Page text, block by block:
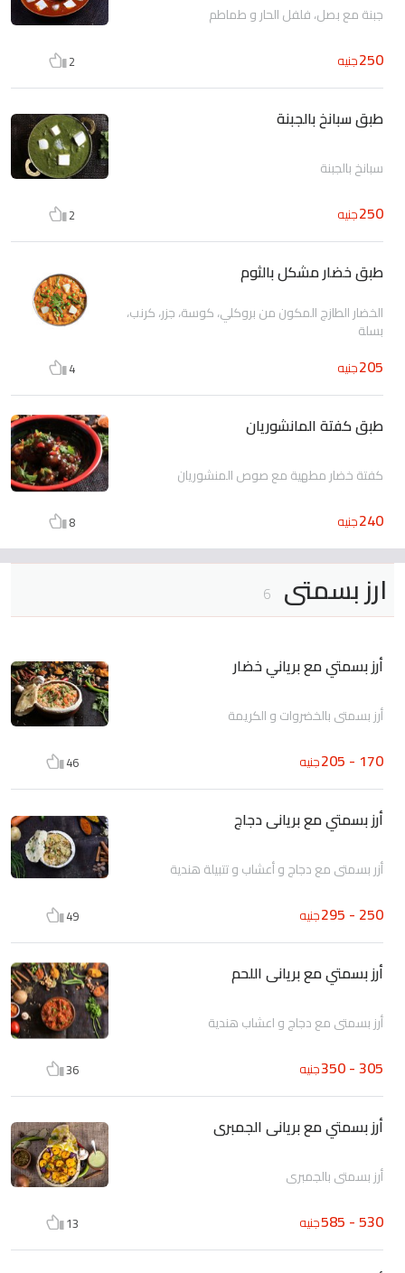
جبنة مع بصل، فلفل الحار و طماطم
250جنيه 2
طبق سبانخ بالجبنة
سبانخ بالجبنة
250جنيه 2
طبق خضار مشكل بالثوم
الخضار الطازج المكون من بروكلي، كوسة، جزر، كرنب،
بسلة
205جنيه 4
طبق كفتة المانشوريان
كفتة خضار مطهية مع صوص المنشوريان
240جنيه 8
ارز بسمتى 6
أرز بسمتي مع برياني خضار
أرز بسمتي بالخضروات و الكريمة
170 - 205 جنيه 46
أرز بسمتي مع بريانى دجاج
أزر بسمتي مع دجاج و أعشاب و تتبيلة هندية
250 - 295 جنيه 49
أرز بسمتي مع بريانى اللحم
أرز بسمتي مع دجاج و اعشاب هندية
305 - 350 جنيه 36
أرز بسمتي مع بريانى الجمبرى
أرز بسمتي بالجمبري
530 - 585 جنيه 13